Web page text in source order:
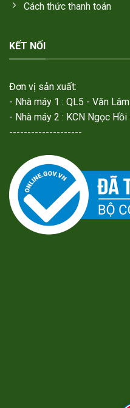
Cách thức thanh toán
KẾT NỐI
Đơn vị sản xuất:
- Nhà máy 1 : QL5 - Văn
- Nhà máy 2 : KCN Ngọc
--------------------